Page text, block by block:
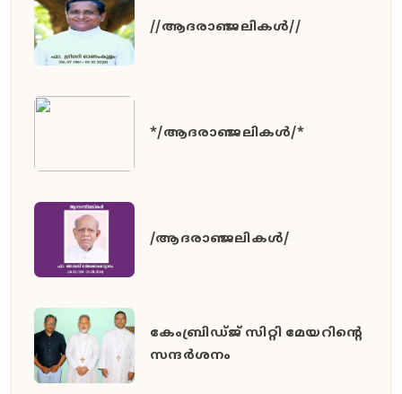
//ആദരാഞ്ജലികൾ//
*/ആദരാഞ്ജലികൾ/*
/ആദരാഞ്ജലികൾ/
കേംബ്രിഡ്ജ് സിറ്റി മേയറിൻ്റെ
സന്ദർശനം